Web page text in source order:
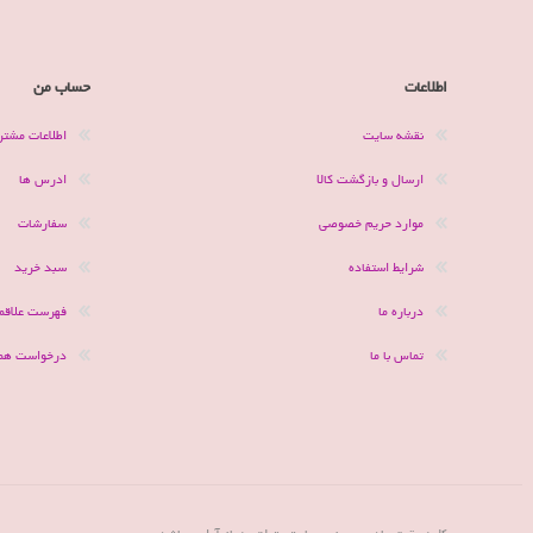
اطلاعات
نقشه سایت
ارسال و بازگشت کالا
موارد حریم خصوصی
شرایط استفاده
درباره ما
تماس با ما
حساب من
اطلاعات
ادرس ها
سفارشات
سبد خرید
فهرست
درخواست